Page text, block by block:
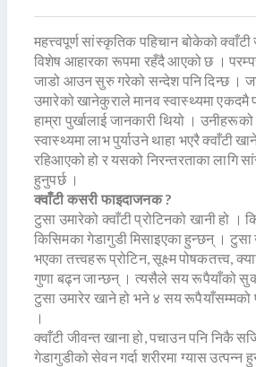
महत्त्वपूर्ण सांस्कृतिक पहिचान बोकेको क्वाँटी
विशेष आहारका रूपमा रहँदै आएको छ ।
जाडो आउन सुरु गरेको सन्देश पनि दिन्छ ।
उमारेको खानेकुराले मानव स्वास्थ्यमा एकदमै
हाम्रा पुर्खालाई जानकारी थियो । उनीहरूको
स्वास्थ्यमा लाभ पुर्याउने थाहा भएरै क्वाँटी
रहिआएको हो र यसको निरन्तरताका लागि
हुनुपर्छ ।
क्वाँटी कसरी फाइदाजनक ?
टुसा उमारेको क्वाँटी प्रोटिनको खानी हो ।
किसिमका गेडागुडी मिसाइएका हुन्छन् । टुसा
भएका तत्त्वहरू प्रोटिन, सूक्ष्म पोषकतत्त्व,
गुणा बढ्न जान्छन् । त्यसैले सय रूपैयाँको
टुसा उमारेर खाने हो भने ४ सय रूपैयाँसम्मको
।
क्वाँटी जीवन्त खाना हो, पचाउन पनि निकै
गेडागुडीको सेवन गर्दा शरीरमा ग्यास उत्पन्न